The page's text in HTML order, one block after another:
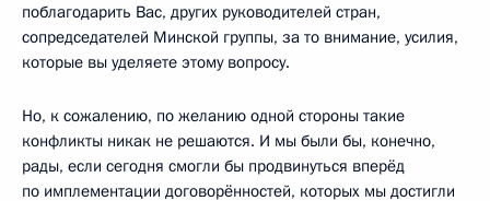
поблагодарить Вас, других руководителей стран,
сопредседателей Минской группы, за то внимание, усилия,
которые вы уделяете этому вопросу.
Но, к сожалению, по желанию одной стороны такие
конфликты никак не решаются. И мы были бы, конечно,
рады, если сегодня смогли бы продвинуться вперёд
по имплементации договорённостей, которых мы достигли